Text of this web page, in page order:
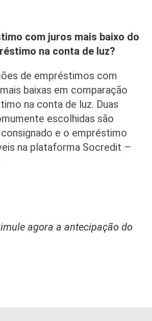
com juros mais baixo do
na conta de luz?
de empréstimos com
baixas em comparação
na conta de luz. Duas
escolhidas são
e o empréstimo
na plataforma Socredit –
agora a antecipação do